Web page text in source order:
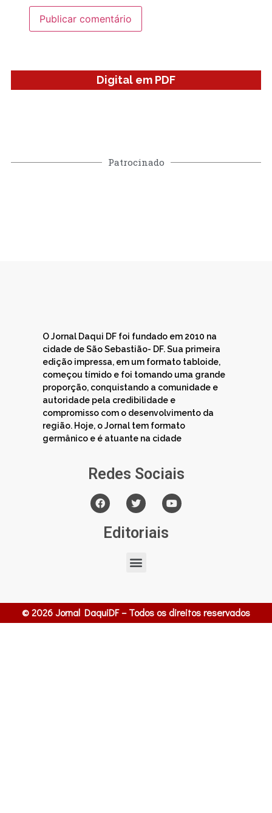
Digital em PDF
Patrocinado
O Jornal Daqui DF foi fundado em 2010 na
cidade de São Sebastião- DF. Sua primeira
edição impressa, em um formato tabloide,
começou tímido e foi tomando uma grande
proporção, conquistando a comunidade e
autoridade pela credibilidade e
compromisso com o desenvolvimento da
região. Hoje, o Jornal tem formato
germânico e é atuante na cidade
Redes Sociais
Editoriais
© 2026 Jornal DaquiDF – Todos os direitos reservados